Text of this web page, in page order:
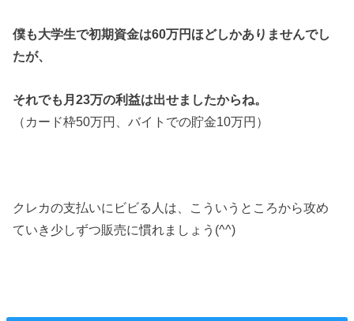
僕も大学生で初期資金は60万円ほどしかありませんでし
たが、
それでも月23万の利益は出せましたからね。
（カード枠50万円、バイトでの貯金10万円）
クレカの支払いにビビる人は、こういうところから攻め
ていき少しずつ販売に慣れましょう(^^)